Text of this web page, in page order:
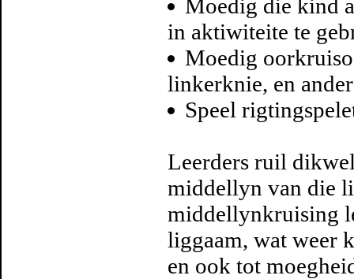
Moedig die kind
in aktiwiteite te
Moedig
linkerknie, en
Speel
Leerders ruil
middellyn van die
middellynkruising
liggaam, wat weer
en ook tot